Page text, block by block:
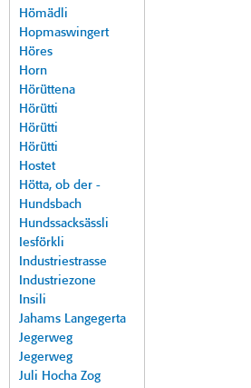
Hömädli
Hopmaswingert
Höres
Horn
Hörüttena
Hörütti
Hörütti
Hörütti
Hostet
Hötta, ob der -
Hundsbach
Hundssacksässli
Iesförkli
Industriestrasse
Industriezone
Insili
Jahams Langegerta
Jegerweg
Jegerweg
Juli Hocha Zog